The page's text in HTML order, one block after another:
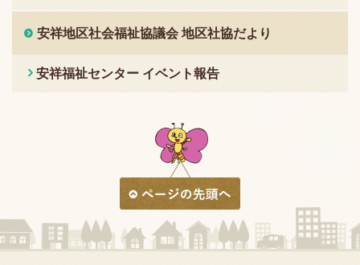
安祥地区社会福祉協議会 地区社協だより
安祥福祉センター イベント報告